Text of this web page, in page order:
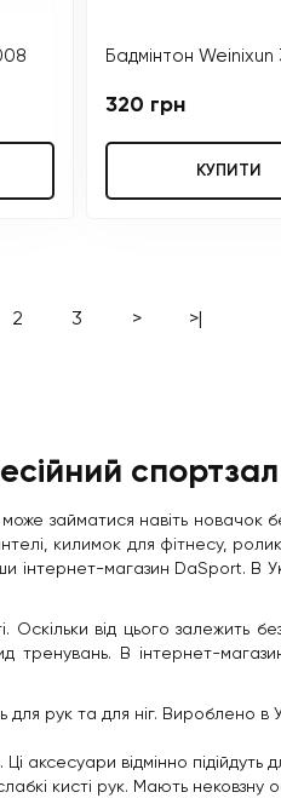
Бадмінтон Weinixun
320 грн
КУПИТИ
2 3 > >|
спортзал
займатися навіть новачок
килимок для фітнесу,
магазин DaSport. В
від цього залежить
тренувань. В інтернет-
рук та для ніг. Вироблено в
аксесуари відмінно підійдуть
кисті рук. Мають